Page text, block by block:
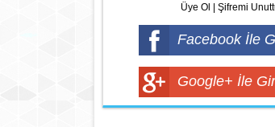
Üye Ol Şifremi
Facebook İle
Google+ İle